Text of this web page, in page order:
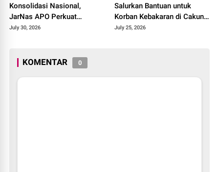
Konsolidasi Nasional,
JarNas APO Perkuat
Perlawanan terhadap Modus
July 30, 2026
Salurkan Bantuan untuk
Korban Kebakaran di Cakung
Timur, Wujud Kepedulian
July 25, 2026
KOMENTAR 0